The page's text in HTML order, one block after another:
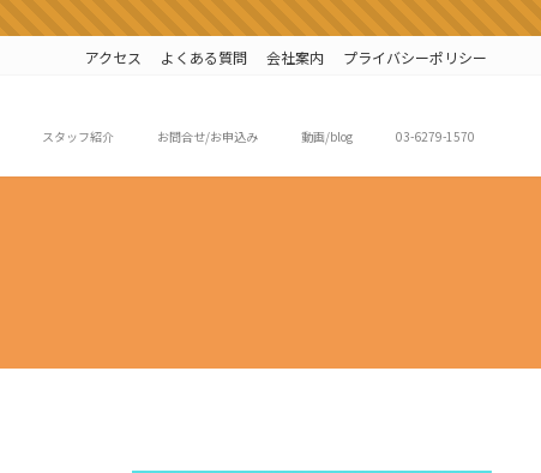
アクセス よくある質問 会社案内 プライバシーポリシー
スタッフ紹介 お問合せ/お申込み 動画/blog 03-6279-1570